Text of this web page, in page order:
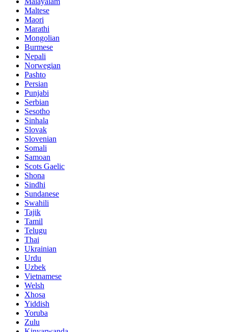
Maltese
Maori
Marathi
Mongolian
Burmese
Nepali
Norwegian
Pashto
Persian
Punjabi
Serbian
Sesotho
Sinhala
Slovak
Slovenian
Somali
Samoan
Scots Gaelic
Shona
Sindhi
Sundanese
Swahili
Tajik
Tamil
Telugu
Thai
Ukrainian
Urdu
Uzbek
Vietnamese
Welsh
Xhosa
Yiddish
Yoruba
Zulu